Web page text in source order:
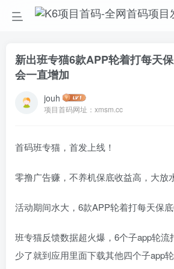
新出班专猫6款APP轮着打每天
会一直增加
jouh
项目首码网址：xmsm.cc
首码班专猫，首发上线！
零撸广告赚，不养机保底收益高，大放
活动期间水大，6款APP轮着打每天保
班专猫反馈数据超火爆，6个子app轮流
少了就到应用里面下载其他四个子app